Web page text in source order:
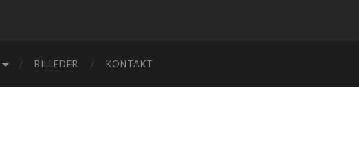
BILLEDER KONTAKT